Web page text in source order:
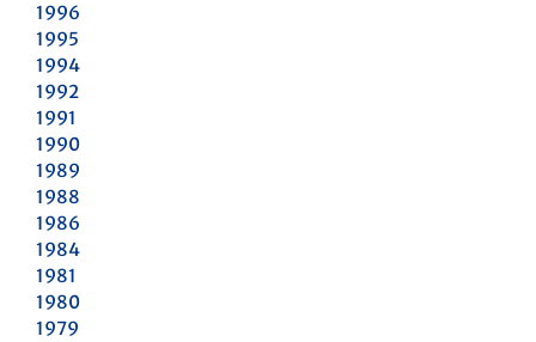
1996
1995
1994
1992
1991
1990
1989
1988
1986
1984
1981
1980
1979